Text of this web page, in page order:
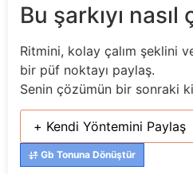
Bu şarkıyı nasıl
Ritmini, kolay çalım şeklini
bir püf noktayı paylaş.
Senin çözümün bir sonraki
+ Kendi Yöntemini Paylaş
Gb Tonuna Dönüştür